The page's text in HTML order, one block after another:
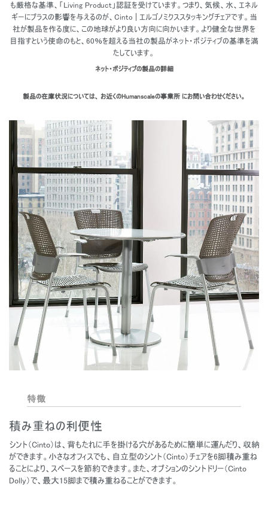
も厳格な基準、「Living Product」認証を受けています。つまり、気候、水、エネル
ギーにプラスの影響を与えるのが、Cinto | エルゴノミクススタッキングチェアです。当
社が製品を作る度に、この地球がより良い方向に向かいます。より健全な世界を
目指すという使命のもと、60％を超える当社の製品がネット・ポジティブの基準を満
たしています。
ネット・ポジティブの製品の詳細
製品の在庫状況については、 お近くのHumanscaleの事業所 にお問い合わせください。
特徴
積み重ねの利便性
シント（Cinto）は、背もたれに手を掛ける穴があるために簡単に運んだり、収納
ができます。小さなオフィスでも、自立型のシント（Cinto）チェアを6脚積み重ね
ることにより、スペースを節約できます。また、オプションのシントドリー（Cinto
Dolly）で、最大15脚まで積み重ねることができます。